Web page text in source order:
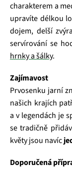
charakterem a
upravíte délkou
dojem, delší
servírování se
hrnky a šálky.
Zajímavost
Prvosenku jarní
našich krajích
a v legendách je
se tradičně
květy jsou navíc
Doporučená